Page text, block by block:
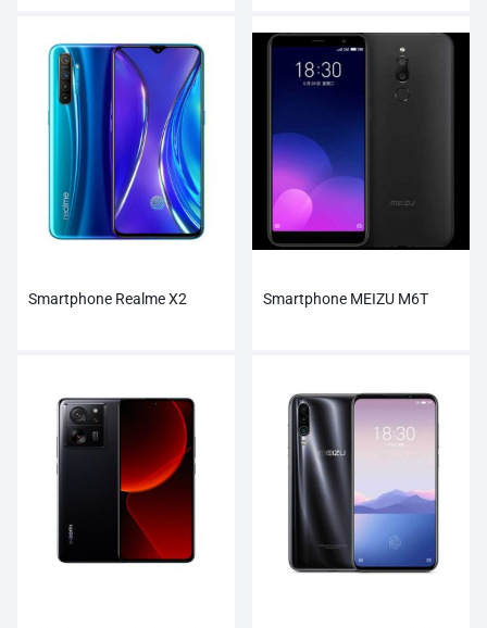
Smartphone Realme X2 Smartphone MEIZU M6T